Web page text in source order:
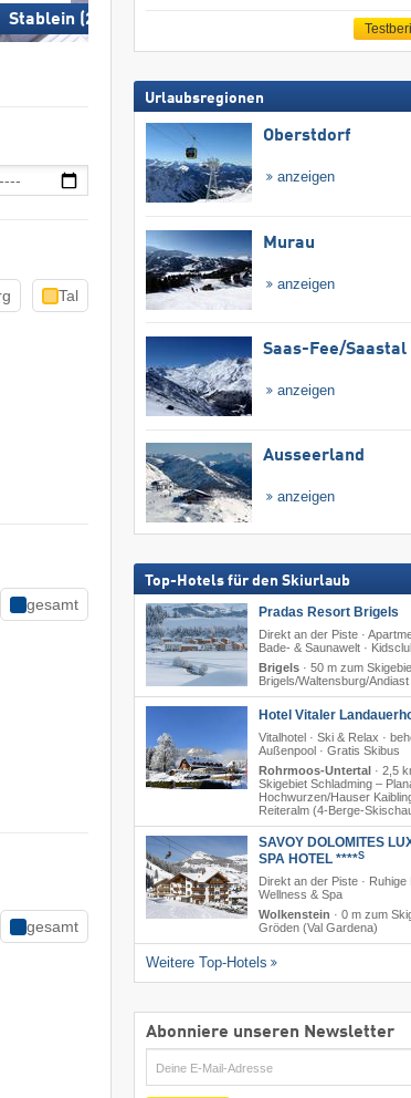
Stablein (2.340 m)
Tal
gesamt
gesamt
Urlaubsregionen
Oberstdorf
anzeigen
Murau
anzeigen
Saas-Fee/​Saastal
anzeigen
Ausseerland
anzeigen
Top-Hotels für den Skiurlaub
Pradas Resort Brigels
Direkt an der Piste ·
Bade- & Saunawelt ·
Brigels· 50 m zum
Brigels/​Waltensburg/​Andiast
Hotel Vitaler
Vitalhotel · Ski & Relax ·
Außenpool · Gratis Skibus
Rohrmoos-Untertal · 2,5
Skigebiet Schladming –
Hochwurzen/​Hauser
Reiteralm (4-Berge-
SAVOY DOLOMITES
SPA HOTEL ****S
Direkt an der Piste · Ruhige
Wellness & Spa
Wolkenstein · 0 m zum
Gröden (Val Gardena)
Weitere Top-Hotels
Abonniere unseren Newsletter
E-
Mail